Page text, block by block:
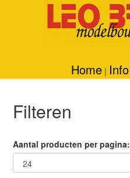
Home | Info
Filteren
Aantal producten per pagina: